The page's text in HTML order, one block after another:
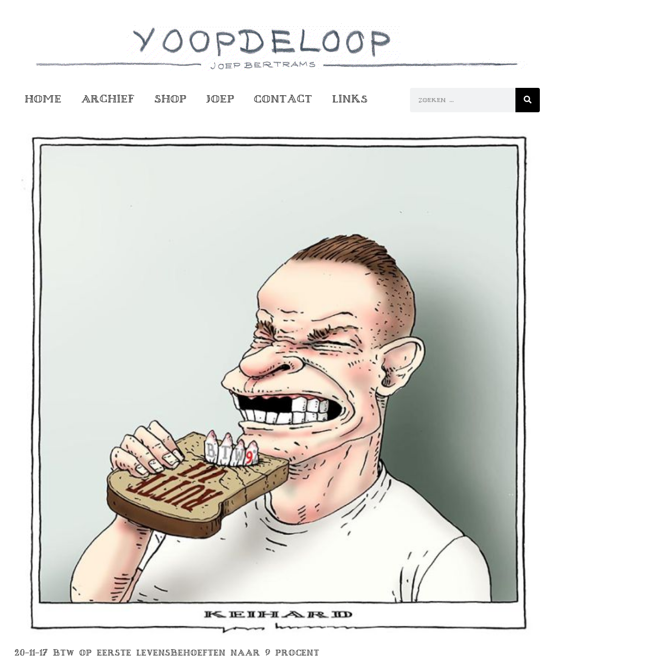
Home Archief Shop Joep Contact Links
20-11-17 BTW OP EERSTE LEVENSBEHOEFTEN NAAR 9 PROCENT